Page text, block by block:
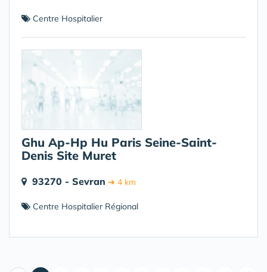
Centre Hospitalier
Ghu Ap-Hp Hu Paris Seine-Saint-
Denis Site Muret
93270 - Sevran ➔ 4 km
Centre Hospitalier Régional